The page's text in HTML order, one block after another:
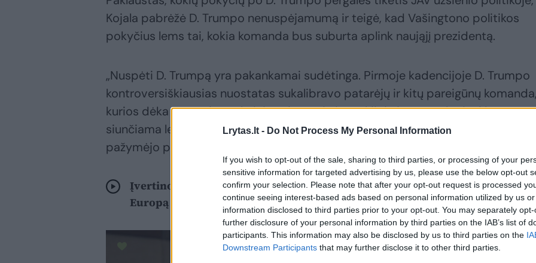
Lrytas.lt - Do Not Process My Personal Information
If you wish to opt-out of the sale, sharing to third parties, or processing of your
sensitive information for targeted advertising by us, please use the below opt-out
confirm your selection. Please note that after your opt-out request is processed
continue seeing interest-based ads based on personal information utilized by us
information disclosed to third parties prior to your opt-out. You may separately
further disclosure of your personal information by third parties on the IAB’s list of
participants. This information may also be disclosed by us to third parties on the
Downstream Participants that may further disclose it to other third parties.
Kojala pabrėžė D. Trumpo nenuspėjamumą ir teigė, kad Vašingtono politikos
pokyčius lems tai, kokia komanda bus suburta aplink naująjį prezidentą.
„Nuspėti D. Trumpą yra pakankamai sudėtinga. Pirmoje kadencijoje D. Trumpo
kontroversiškiausias nuostatas sukalibravo patarėjų ir kitų pareigūnų komanda,
kurios dėka JAV pajėgų skaičius Lietuvoje ir Lenkijoje išaugo, Ukrainai buvo
siunčiama letalinė ginkluotė. Todėl daug lems, kas susiburs aplink jį šį kartą“, –
pažymėjo politologas.
Įvertino galimus pirmuosius D. Trumpo darbus: vienas jų smarkiai paliestų
Europą